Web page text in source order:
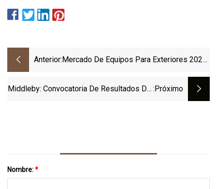
Anterior: Mercado De Equipos Para Exteriores 2023
Middleby: Convocatoria De Resultados Del :próximo
Nombre:*